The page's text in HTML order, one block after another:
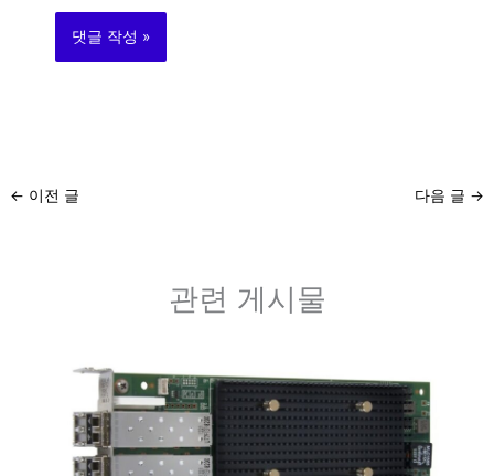
← 이전 글 다음 글 →
관련 게시물